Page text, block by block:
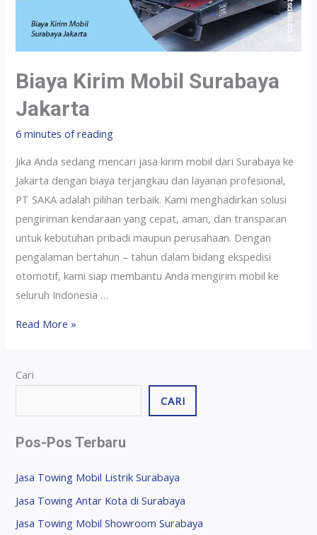
Biaya Kirim Mobil Surabaya
Jakarta
6 minutes of reading
Jika Anda sedang mencari jasa kirim mobil dari Surabaya ke
Jakarta dengan biaya terjangkau dan layanan profesional,
PT SAKA adalah pilihan terbaik. Kami menghadirkan solusi
pengiriman kendaraan yang cepat, aman, dan transparan
untuk kebutuhan pribadi maupun perusahaan. Dengan
pengalaman bertahun – tahun dalam bidang ekspedisi
otomotif, kami siap membantu Anda mengirim mobil ke
seluruh Indonesia …
Read More »
Cari
CARI
Pos-Pos Terbaru
Jasa Towing Mobil Listrik Surabaya
Jasa Towing Antar Kota di Surabaya
Jasa Towing Mobil Showroom Surabaya